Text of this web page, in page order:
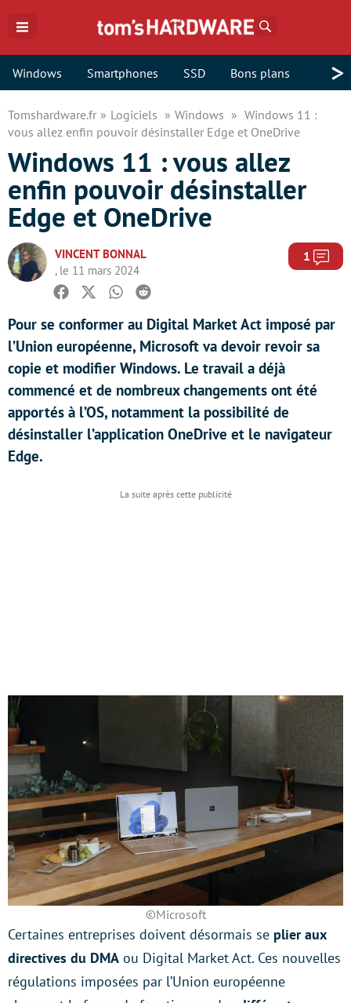
Windows Smartphones SSD Bons plans >
Tomshardware.fr Logiciels Windows
Windows 11 :
vous allez enfin pouvoir désinstaller Edge et OneDrive
Windows 11 : vous allez
enfin pouvoir désinstaller
Edge et OneDrive
VINCENT BONNAL
, le 11 mars 2024
1
Facebook
TwitterWhatsapp
Reddit
Pour se conformer au Digital Market Act imposé par
l’Union européenne, Microsoft va devoir revoir sa
copie et modifier Windows. Le travail a déjà
commencé et de nombreux changements ont été
apportés à l’OS, notamment la possibilité de
désinstaller l’application OneDrive et le navigateur
Edge.
©Microsoft
Certaines entreprises doivent désormais se plier aux
directives du DMA ou Digital Market Act. Ces nouvelles
régulations imposées par l’Union européenne